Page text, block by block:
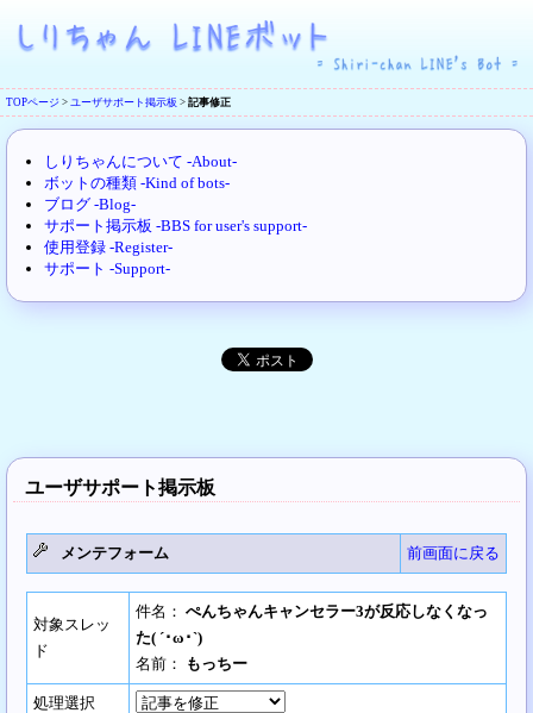
TOPページ > ユーザサポート掲示板 > 記事修正
しりちゃんについて -About-
ボットの種類 -Kind of bots-
ブログ -Blog-
サポート掲示板 -BBS for user's support-
使用登録 -Register-
サポート -Support-
ユーザサポート掲示板
メンテフォーム 前画面に戻る
対象スレッ
ド
件名： ぺんちゃんキャンセラー3が反応しなくなっ
た( ´･ω･`)
名前：
もっちー
処理選択